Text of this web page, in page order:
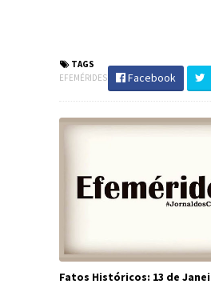
TAGS
EFEMÉRIDES
Facebook
Fatos Históricos: 13 de